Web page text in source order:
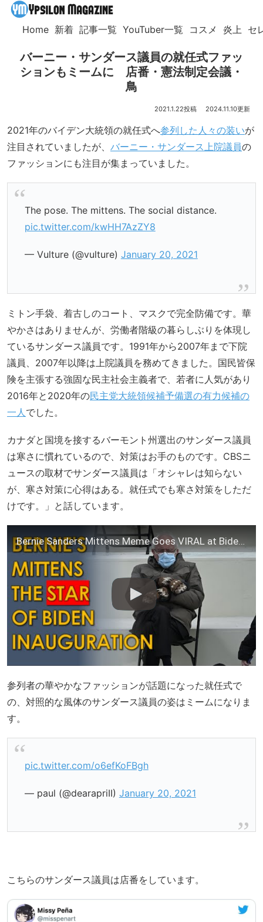
Home 新着 記事一覧 YouTuber一覧 コスメ 炎上 セ
バーニー・サンダース議員の就任式ファッ
ションもミームに 店番・憲法制定会議・
鳥
2021.1.22 2024.11.10
2021年のバイデン大統領の就任式へ参列した人々の装いが
注目されていましたが、 バーニー・サンダース上院議員の
ファッションにも注目が集まっていました。
The pose. The mittens. The social distance.
pic.twitter.com/kwHH7AzZY8
— Vulture (@vulture) January 20, 2021
ミトン手袋、着古しのコート、マスクで完全防備です。華
やかさはありませんが、労働者階級の暮らしぶりを体現し
ているサンダース議員です。1991年から2007年まで下院
議員、2007年以降は上院議員を務めてきました。国民皆保
険を主張する強固な民主社会主義者で、若者に人気があり
2016年と2020年の民主党大統領候補予備選の有力候補の
一人 でした。
カナダと国境を接するバーモント州選出のサンダース議員
は寒さに慣れているので、対策はお手のものです。CBSニ
ュースの取材でサンダース議員は「オシャレは知らない
が、寒さ対策に心得はある。就任式でも寒さ対策をしただ
けです。」と話しています。
Bernie Sanders Mittens Meme Goes VIRAL at Biden Inauguration as he demands Bold Progressive Policy
参列者の華やかなファッションが話題になった就任式で
の、対照的な風体のサンダース議員の姿はミームになりま
す。
pic.twitter.com/o6efKoFBgh
— paul (@dearapriII) January 20, 2021
こちらのサンダース議員は店番をしています。